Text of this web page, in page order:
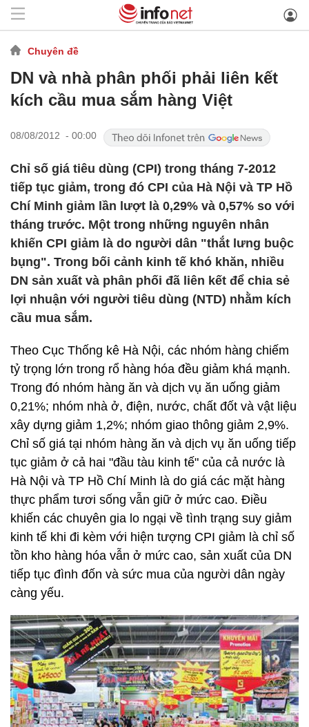
Chuyên đề
DN và nhà phân phối phải liên kết
kích cầu mua sắm hàng Việt
08/08/2012 - 00:00
Chỉ số giá tiêu dùng (CPI) trong tháng 7-2012
tiếp tục giảm, trong đó CPI của Hà Nội và TP Hồ
Chí Minh giảm lần lượt là 0,29% và 0,57% so với
tháng trước. Một trong những nguyên nhân
khiến CPI giảm là do người dân "thắt lưng buộc
bụng". Trong bối cảnh kinh tế khó khăn, nhiều
DN sản xuất và phân phối đã liên kết để chia sẻ
lợi nhuận với người tiêu dùng (NTD) nhằm kích
cầu mua sắm.
Theo Cục Thống kê Hà Nội, các nhóm hàng chiếm
tỷ trọng lớn trong rổ hàng hóa đều giảm khá mạnh.
Trong đó nhóm hàng ăn và dịch vụ ăn uống giảm
0,21%; nhóm nhà ở, điện, nước, chất đốt và vật liệu
xây dựng giảm 1,2%; nhóm giao thông giảm 2,9%.
Chỉ số giá tại nhóm hàng ăn và dịch vụ ăn uống tiếp
tục giảm ở cả hai "đầu tàu kinh tế" của cả nước là
Hà Nội và TP Hồ Chí Minh là do giá các mặt hàng
thực phẩm tươi sống vẫn giữ ở mức cao. Điều
khiến các chuyên gia lo ngại về tình trạng suy giảm
kinh tế khi đi kèm với hiện tượng CPI giảm là chỉ số
tồn kho hàng hóa vẫn ở mức cao, sản xuất của DN
tiếp tục đình đốn và sức mua của người dân ngày
càng yếu.